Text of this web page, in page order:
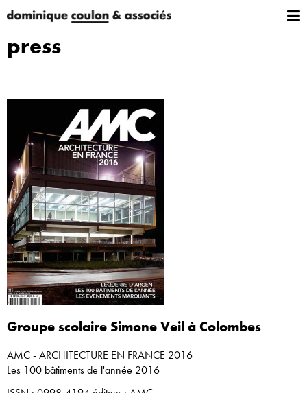
press
Groupe scolaire Simone Veil à Colombes
AMC - ARCHITECTURE EN FRANCE 2016
Les 100 bâtiments de l'année 2016